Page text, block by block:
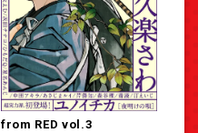
from RED vol.3